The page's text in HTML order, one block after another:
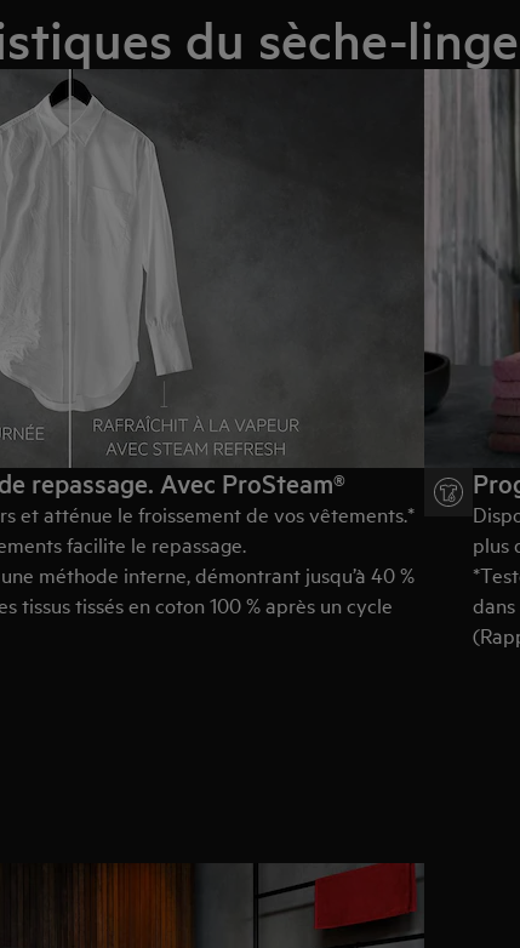
du sèche-
repassage. Avec ProSteam®
et atténue le froissement de vosvêtements.*
facilite le repassage.
méthode interne, démontrant jusqu’à 40 %
tissus tissés en coton 100 % après un cycle
plus